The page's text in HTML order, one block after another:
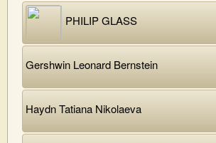
PHILIP GLASS
Gershwin Leonard Bernstein
Haydn Tatiana Nikolaeva